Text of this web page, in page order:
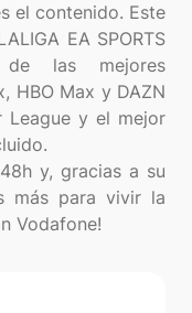
el contenido. Este
EA SPORTS
de las mejores
HBO Max y DAZN
League y el mejor
y, gracias a su
más para vivir la